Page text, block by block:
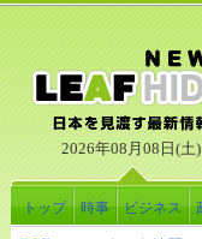
2026年08月08日(土)
トップ 時事 ビジネス